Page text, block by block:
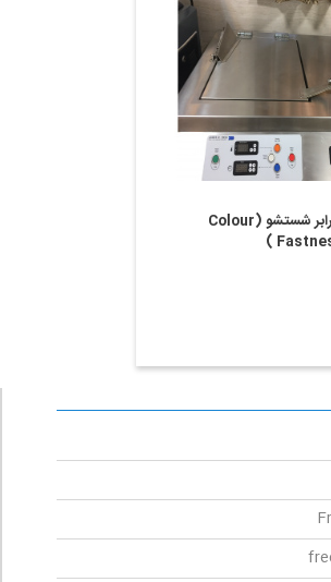
ثبات رنگ در برابر شستشو (Colour